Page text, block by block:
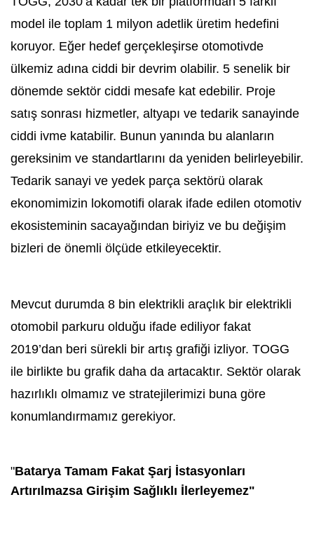
model ile toplam 1 milyon adetlik üretim hedefini
koruyor. Eğer hedef gerçekleşirse otomotivde
ülkemiz adına ciddi bir devrim olabilir. 5 senelik bir
dönemde sektör ciddi mesafe kat edebilir. Proje
satış sonrası hizmetler, altyapı ve tedarik sanayinde
ciddi ivme katabilir. Bunun yanında bu alanların
gereksinim ve standartlarını da yeniden belirleyebilir.
Tedarik sanayi ve yedek parça sektörü olarak
ekonomimizin lokomotifi olarak ifade edilen otomotiv
ekosisteminin sacayağından biriyiz ve bu değişim
bizleri de önemli ölçüde etkileyecektir.
Mevcut durumda 8 bin elektrikli araçlık bir elektrikli
otomobil parkuru olduğu ifade ediliyor fakat
2019’dan beri sürekli bir artış grafiği izliyor. TOGG
ile birlikte bu grafik daha da artacaktır. Sektör olarak
hazırlıklı olmamız ve stratejilerimizi buna göre
konumlandırmamız gerekiyor.
"Batarya Tamam Fakat Şarj İstasyonları
Artırılmazsa Girişim Sağlıklı İlerleyemez"